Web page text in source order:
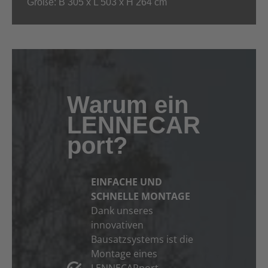
Warum ein
LENNECAR
port?
EINFACHE UND
SCHNELLE MONTAGE
Dank unseres
innovativen
Bausatzsystems ist die
Montage eines